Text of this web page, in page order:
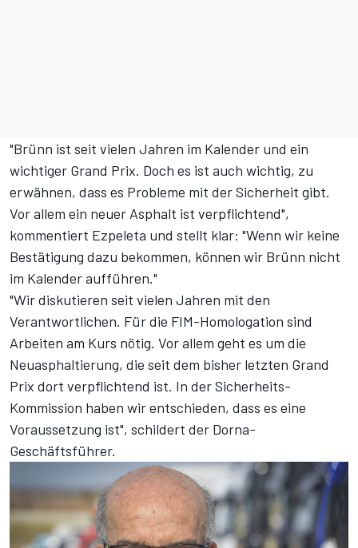
"Brünn ist seit vielen Jahren im Kalender und ein
wichtiger Grand Prix. Doch es ist auch wichtig, zu
erwähnen, dass es Probleme mit der Sicherheit gibt.
Vor allem ein neuer Asphalt ist verpflichtend",
kommentiert Ezpeleta und stellt klar: "Wenn wir keine
Bestätigung dazu bekommen, können wir Brünn nicht
im Kalender aufführen."
"Wir diskutieren seit vielen Jahren mit den
Verantwortlichen. Für die FIM-Homologation sind
Arbeiten am Kurs nötig. Vor allem geht es um die
Neuasphaltierung, die seit dem bisher letzten Grand
Prix dort verpflichtend ist. In der Sicherheits-
Kommission haben wir entschieden, dass es eine
Voraussetzung ist", schildert der Dorna-
Geschäftsführer.